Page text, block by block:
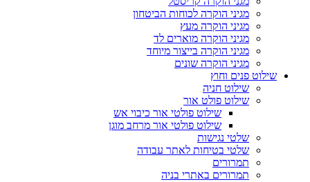
מגיני הוקרה לכוחות הביטחון
מגיני הוקרה מעץ
מגיני הוקרה מוארים לד
מגיני הוקרה בייצור מיוחד
מגיני הוקרה שונים
שילוט פנים וחוץ
שילוט חניה
שילוט פולט אור
שילוט פולטי אור כיבוי אש
שילוט פולטי אור מרחב מוגן
שלטי נגישות
שלטי בטיחות לאתר עבודה
תמרורים
תמרורים באתרי בניה